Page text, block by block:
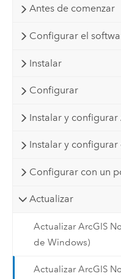
Antes de comenzar
Configurar el
Instalar
Configurar
Instalar y
Instalar y
Configurar con un
Actualizar
Actualizar ArcGIS
de Windows)
Actualizar ArcGIS